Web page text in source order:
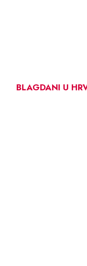
BLAGDANI U